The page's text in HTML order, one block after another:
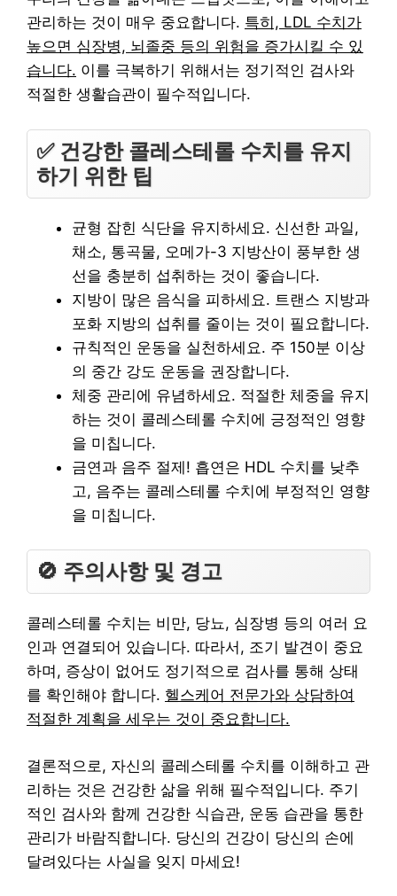
관리하는 것이 매우 중요합니다. 특히, LDL 수치가
높으면 심장병, 뇌졸중 등의 위험을 증가시킬 수 있
습니다. 이를 극복하기 위해서는 정기적인 검사와
적절한 생활습관이 필수적입니다.
✅ 건강한 콜레스테롤 수치를 유지
하기 위한 팁
균형 잡힌 식단을 유지하세요. 신선한 과일,
채소, 통곡물, 오메가-3 지방산이 풍부한 생
선을 충분히 섭취하는 것이 좋습니다.
지방이 많은 음식을 피하세요. 트랜스 지방과
포화 지방의 섭취를 줄이는 것이 필요합니다.
규칙적인 운동을 실천하세요. 주 150분 이상
의 중간 강도 운동을 권장합니다.
체중 관리에 유념하세요. 적절한 체중을 유지
하는 것이 콜레스테롤 수치에 긍정적인 영향
을 미칩니다.
금연과 음주 절제! 흡연은 HDL 수치를 낮추
고, 음주는 콜레스테롤 수치에 부정적인 영향
을 미칩니다.
🚫 주의사항 및 경고
콜레스테롤 수치는 비만, 당뇨, 심장병 등의 여러 요
인과 연결되어 있습니다. 따라서, 조기 발견이 중요
하며, 증상이 없어도 정기적으로 검사를 통해 상태
를 확인해야 합니다. 헬스케어 전문가와 상담하여
적절한 계획을 세우는 것이 중요합니다.
결론적으로, 자신의 콜레스테롤 수치를 이해하고 관
리하는 것은 건강한 삶을 위해 필수적입니다. 주기
적인 검사와 함께 건강한 식습관, 운동 습관을 통한
관리가 바람직합니다. 당신의 건강이 당신의 손에
달려있다는 사실을 잊지 마세요!